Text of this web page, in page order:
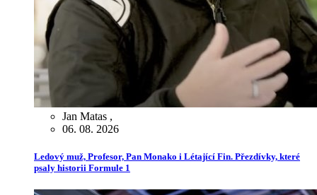
Jan Matas ,
06. 08. 2026
Ledový muž, Profesor, Pan Monako i Létající Fin. Přezdívky, které
psaly historii Formule 1